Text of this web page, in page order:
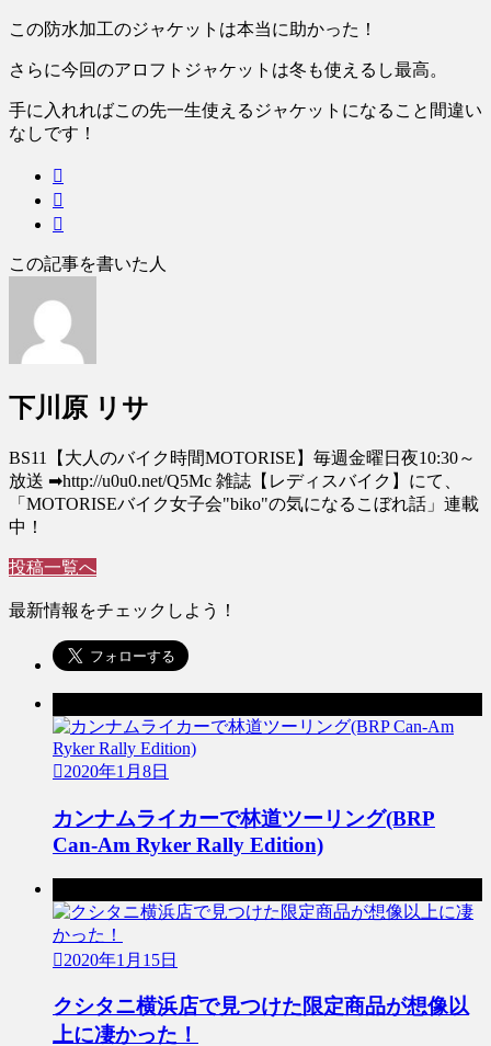
この防水加工のジャケットは本当に助かった！
さらに今回のアロフトジャケットは冬も使えるし最高。
手に入れればこの先一生使えるジャケットになること間違い
なしです ！
この記事を書いた人
下川原 リサ
BS11【大人のバイク時間MOTORISE】毎週金曜日夜10:30～
放送 ➡︎http://u0u0.net/Q5Mc 雑誌【レディスバイク】にて、
「MOTORISEバイク女子会"biko"の気になるこぼれ話」連載
中！
投稿一覧へ
最新情報をチェックしよう！
2020年1月8日
カンナムライカーで林道ツーリング(BRP
Can-Am Ryker Rally Edition)
2020年1月15日
クシタニ横浜店で見つけた限定商品が想像以
上に凄かった！